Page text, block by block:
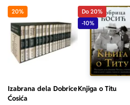
20%
Izabrana dela Dobrice
Ćosića
Do 20%
-10%
Knjiga o Titu